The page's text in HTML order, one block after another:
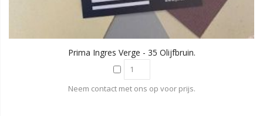
Prima Ingres Verge - 35 Olijfbruin.
Neem contact met ons op voor prijs.